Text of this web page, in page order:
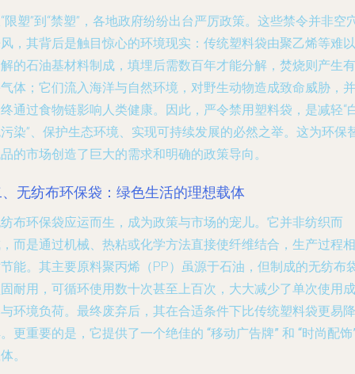
限塑”到“禁塑”，各地政府纷纷出台严厉政策。这些禁令并非空
，其背后是触目惊心的环境现实：传统塑料袋由聚乙烯等难以
的石油基材料制成，填埋后需数百年才能分解，焚烧则产生有
体；它们流入海洋与自然环境，对野生动物造成致命威胁，并
通过食物链影响人类健康。因此，严令禁用塑料袋，是减轻“
染”、保护生态环境、实现可持续发展的必然之举。这为环保
的市场创造了巨大的需求和明确的政策导向。
无纺布环保袋：绿色生活的理想载体
布环保袋应运而生，成为政策与市场的宠儿。它并非纺织而
而是通过机械、热粘或化学方法直接使纤维结合，生产过程相
能。其主要原料聚丙烯（PP）虽源于石油，但制成的无纺布
耐用，可循环使用数十次甚至上百次，大大减少了单次使用成
环境负荷。最终废弃后，其在合适条件下比传统塑料袋更易降
更重要的是，它提供了一个绝佳的 “移动广告牌” 和 “时尚配饰
。